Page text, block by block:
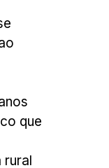
que
rural